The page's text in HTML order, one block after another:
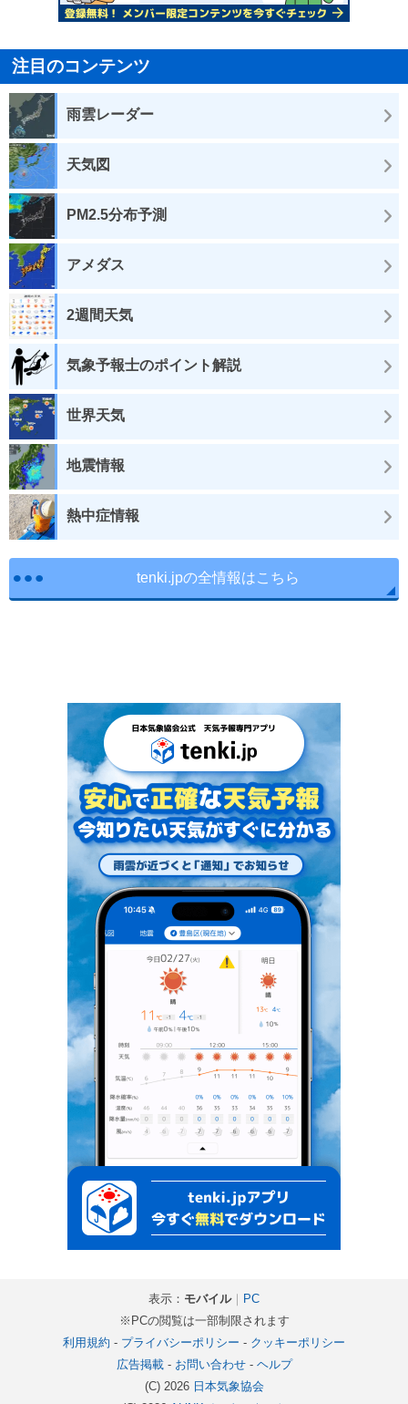
注目のコンテンツ
雨雲レーダー
天気図
PM2.5分布予測
アメダス
2週間天気
気象予報士のポイント解説
世界天気
地震情報
熱中症情報
tenki.jpの全情報はこちら
表示： モバイル｜ PC
※PCの閲覧は一部制限されます
利用規約 - プライバシーポリシー - クッキーポリシー
広告掲載- お問い合わせ- ヘルプ
(C) 2026 日本気象協会